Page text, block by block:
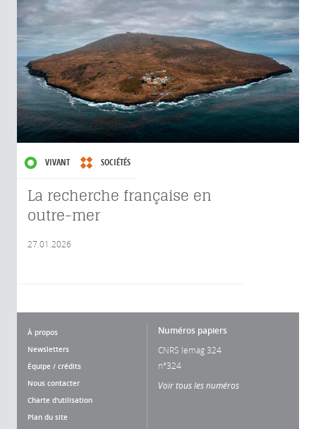
VIVANT SOCIÉTÉS
La recherche française en
outre-mer
27.01.2026
À propos
Newsletters
Équipe / crédits
Nous contacter
Charte d'utilisation
Plan du site
Numéros papiers
CNRS lemag 324
n°324
Voir tous les numéros